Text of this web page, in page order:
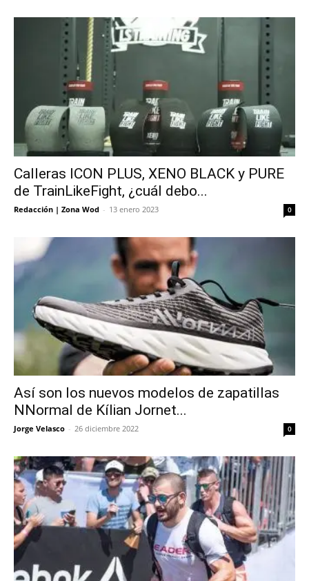
Calleras ICON PLUS, XENO BLACK y PURE
de TrainLikeFight, ¿cuál debo...
Redacción | Zona Wod - 13 enero 2023 0
Así son los nuevos modelos de zapatillas
NNormal de Kílian Jornet...
Jorge Velasco - 26 diciembre 2022 0